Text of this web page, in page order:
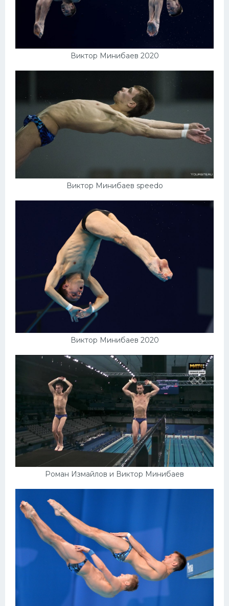
Виктор Минибаев 2020
Виктор Минибаев speedo
Виктор Минибаев 2020
Роман Измайлов и Виктор Минибаев